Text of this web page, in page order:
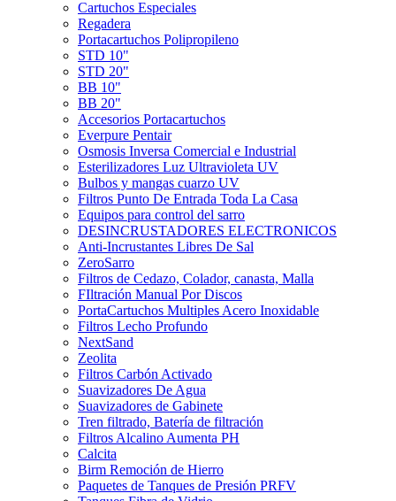
Cartuchos Especiales
Regadera
Portacartuchos Polipropileno
STD 10"
STD 20"
BB 10"
BB 20"
Accesorios Portacartuchos
Everpure Pentair
Osmosis Inversa Comercial e Industrial
Esterilizadores Luz Ultravioleta UV
Bulbos y mangas cuarzo UV
Filtros Punto De Entrada Toda La Casa
Equipos para control del sarro
DESINCRUSTADORES ELECTRONICOS
Anti-Incrustantes Libres De Sal
ZeroSarro
Filtros de Cedazo, Colador, canasta, Malla
FIltración Manual Por Discos
PortaCartuchos Multiples Acero Inoxidable
Filtros Lecho Profundo
NextSand
Zeolita
Filtros Carbón Activado
Suavizadores De Agua
Suavizadores de Gabinete
Tren filtrado, Batería de filtración
Filtros Alcalino Aumenta PH
Calcita
Birm Remoción de Hierro
Paquetes de Tanques de Presión PRFV